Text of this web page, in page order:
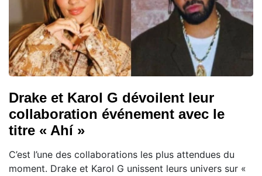
Drake et Karol G dévoilent leur
collaboration événement avec le
titre « Ahí »
C’est l’une des collaborations les plus attendues du
moment. Drake et Karol G unissent leurs univers sur «